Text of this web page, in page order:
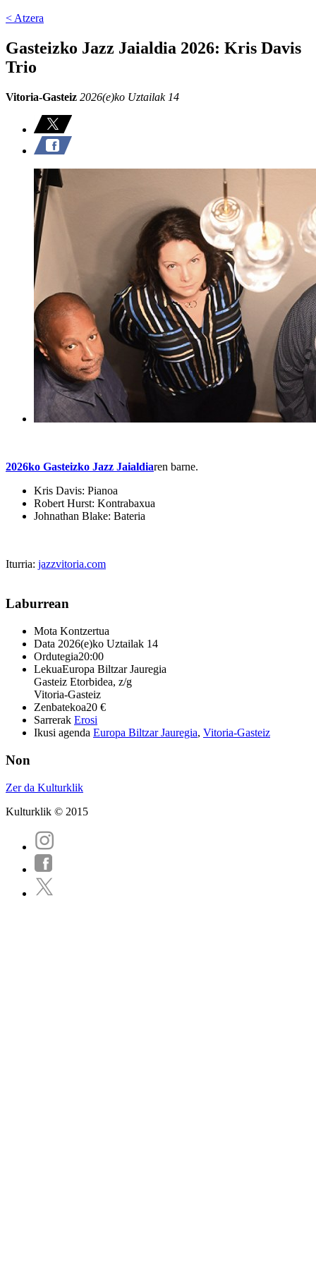
< Atzera
Gasteizko Jazz Jaialdia 2026: Kris Davis
Trio
Vitoria-Gasteiz 2026(e)ko Uztailak 14
2026ko Gasteizko Jazz Jaialdiaren barne.
Kris Davis: Pianoa
Robert Hurst: Kontrabaxua
Johnathan Blake: Bateria
Iturria: jazzvitoria.com
Laburrean
Mota Kontzertua
Data 2026(e)ko Uztailak 14
Ordutegia20:00
LekuaEuropa Biltzar Jauregia
Gasteiz Etorbidea, z/g
Vitoria-Gasteiz
Zenbatekoa20 €
Sarrerak Erosi
Ikusi agenda Europa Biltzar Jauregia, Vitoria-Gasteiz
Non
Zer da Kulturklik
Kulturklik © 2015